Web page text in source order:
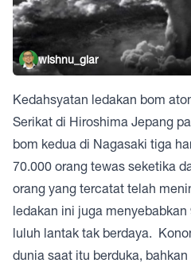
wishnu_giar
Kedahsyatan ledakan bom
Serikat di Hiroshima Jepang
bom kedua di Nagasaki tiga
70.000 orang tewas seketika
orang yang tercatat telah
ledakan ini juga
luluh lantak tak berdaya.
dunia saat itu berduka,